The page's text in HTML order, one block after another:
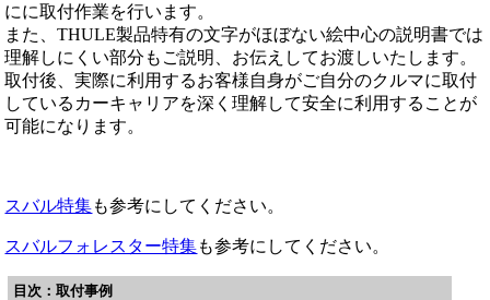
にに取付作業を行います。
また、THULE製品特有の文字がほぼない絵中心の説明書では
理解しにくい部分もご説明、お伝えしてお渡しいたします。
取付後、実際に利用するお客様自身がご自分のクルマに取付
しているカーキャリアを深く理解して安全に利用することが
可能になります。
スバル特集も参考にしてください。
スバルフォレスター特集も参考にしてください。
目次：取付事例